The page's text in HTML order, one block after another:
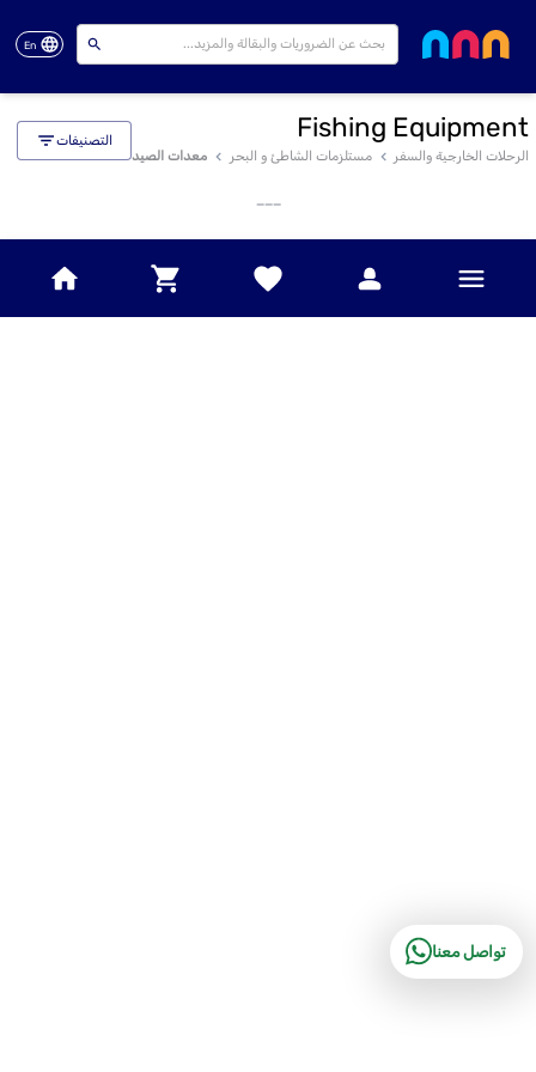
En
Fishing Equipment
الرحلات الخارجية والسفر مستلزمات الشاطئ و البحر معدات الصيد
التصنيفات
تواصل معنا